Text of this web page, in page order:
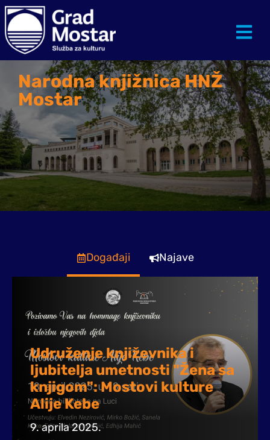
Narodna knjižnica HNŽ
Mostar
Događaji Najave
Udruženje književnika i
ljubitelja umetnosti "Žena sa
knjigom": Mostovi kulture
Alije Kebe
9. aprila 2025.